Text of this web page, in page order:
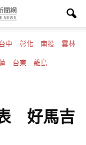
中 彰化 南投 雲林
台東 離島
好馬吉